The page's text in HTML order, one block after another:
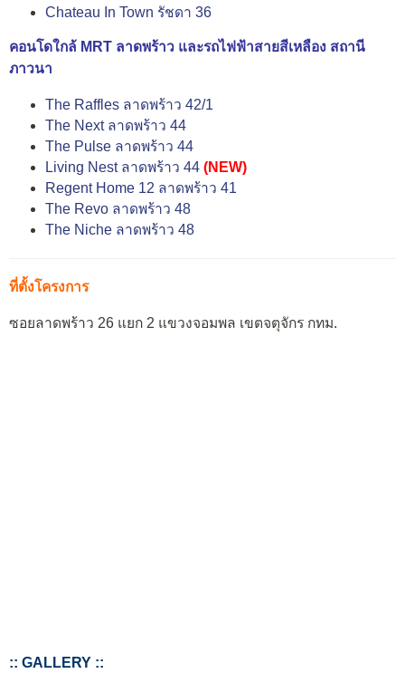
Chateau In Town รัชดา 36
คอนโดใกล้ MRT ลาดพร้าว และรถไฟฟ้าสายสีเหลือง สถานี
ภาวนา
The Raffles ลาดพร้าว 42/1
The Next ลาดพร้าว 44
The Pulse ลาดพร้าว 44
Living Nest ลาดพร้าว 44 (NEW)
Regent Home 12 ลาดพร้าว 41
The Revo ลาดพร้าว 48
The Niche ลาดพร้าว 48
ที่ตั้งโครงการ
ซอยลาดพร้าว 26 แยก 2 แขวงจอมพล เขตจตุจักร กทม.
:: GALLERY ::